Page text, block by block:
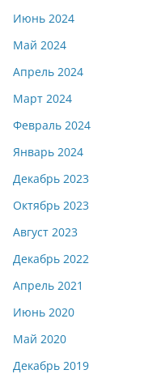
Июнь 2024
Май 2024
Апрель 2024
Март 2024
Февраль 2024
Январь 2024
Декабрь 2023
Октябрь 2023
Август 2023
Декабрь 2022
Апрель 2021
Июнь 2020
Май 2020
Декабрь 2019